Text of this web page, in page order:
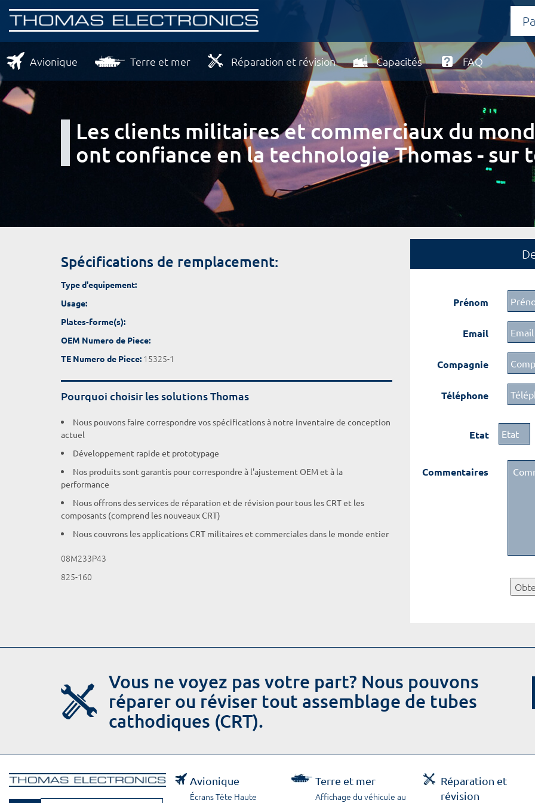
Avionique Terre et mer Réparation et révision Capacités FAQ
Les clients militaires et commerciaux du
ont confiance en la technologie Thomas - sur
Spécifications de remplacement:
Type d'equipement:
Usage:
Plates-forme(s):
OEM Numero de Piece:
TE Numero de Piece: 15325-1
Pourquoi choisir les solutions Thomas
Nous pouvons faire correspondre vos spécifications à notre inventaire de conception
actuel
Développement rapide et prototypage
Nos produits sont garantis pour correspondre à l'ajustement OEM et à la
performance
Nous offrons des services de réparation et de révision pour tous les CRT et les
composants (comprend les nouveaux CRT)
Nous couvrons les applications CRT militaires et commerciales dans le monde entier
08M233P43
825-160
Prénom
Email
Compagnie
Téléphone
Etat
Commentaires
Vous ne voyez pas votre part? Nous pouvons
réparer ou réviser tout assemblage de tubes
cathodiques (CRT).
Avionique
Écrans Tête Haute
Terre et mer
Affichage du véhicule au
Réparation et
révision